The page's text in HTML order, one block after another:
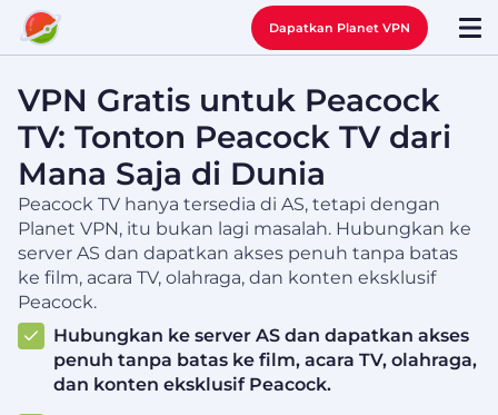
Dapatkan Planet VPN
VPN Gratis untuk Peacock
TV: Tonton Peacock TV dari
Mana Saja di Dunia
Peacock TV hanya tersedia di AS, tetapi dengan
Planet VPN, itu bukan lagi masalah. Hubungkan ke
server AS dan dapatkan akses penuh tanpa batas
ke film, acara TV, olahraga, dan konten eksklusif
Peacock.
Hubungkan ke server AS dan dapatkan akses
penuh tanpa batas ke film, acara TV, olahraga,
dan konten eksklusif Peacock.